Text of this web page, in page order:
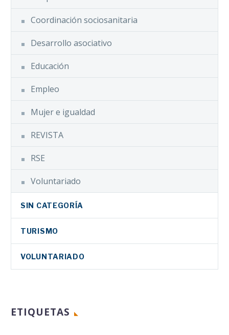
Coordinación sociosanitaria
Desarrollo asociativo
Educación
Empleo
Mujer e igualdad
REVISTA
RSE
Voluntariado
SIN CATEGORÍA
TURISMO
VOLUNTARIADO
ETIQUETAS